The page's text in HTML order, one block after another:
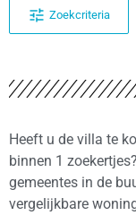
Zoekcriteria
Heeft u de villa te
binnen 1
gemeentes in de
vergelijkbare